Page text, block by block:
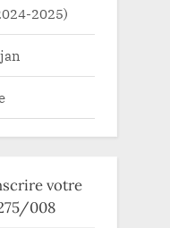
2025)
votre
008